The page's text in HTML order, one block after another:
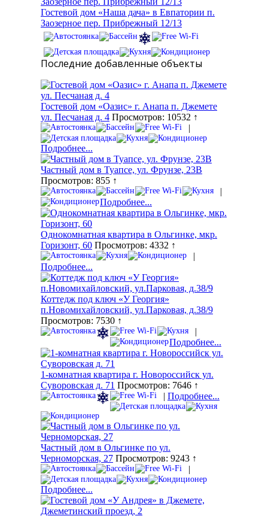
Гостевой дом «Наша дача» в Евпатории п.
Заозерное пер. Прибрежный 12/13
Последние добавленные объекты
Гостевой дом «Оазис» г. Анапа п. Джемете
ул. Песчаная д. 4 Просмотров: 10532 ↑
|
Подробнее...
Частный дом в Туапсе, ул. Фрунзе, 23В
Просмотров: 855 ↑
|
Подробнее...
Однокомнатная квартира в Ольгинке, мкр.
Горизонт, 60 Просмотров: 4332 ↑
|
Подробнее...
Коттедж под ключ «У Георгия»
п.Новомихайловский, ул.Парковая, д.38/9
Просмотров: 7530 ↑
|
Подробнее...
1-комнатная квартира г. Новороссийск ул.
Суворовская д. 71 Просмотров: 7646 ↑
| Подробнее...
Частный дом в Ольгинке по ул.
Черноморская, 27 Просмотров: 9243 ↑
|
Подробнее...